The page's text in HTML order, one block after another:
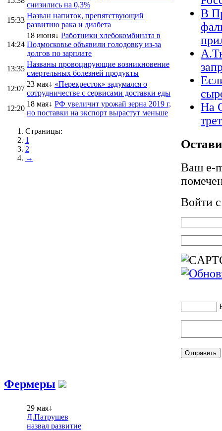
снизились на 0,3%
15:33
Назван напиток, препятствующий
развитию рака и диабета
14:24
18 июня↓ Работники хлебокомбината в
Подмосковье объявили голодовку из-за
долгов по зарплате
13:35
Названы провоцирующие возникновение
смертельных болезней продукты
12:07
23 мая↓ «Перекресток» задумался о
сотрудничестве с сервисами доставки еды
12:20
18 мая↓ РФ увеличит урожай зерна 2019 г,
но поставки на экспорт вырастут меньше
Страницы:
1
2
→
В
На
Ваш e-
Войти
Фермеры
29 мая↓
Д.Патрушев
назвал развитие